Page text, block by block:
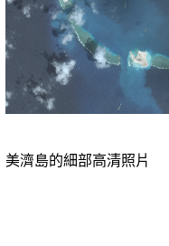
美濟島的細部高清照片